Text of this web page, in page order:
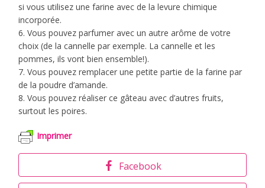
si vous utilisez une farine avec de la levure chimique
incorporée.
6. Vous pouvez parfumer avec un autre arôme de votre
choix (de la cannelle par exemple. La cannelle et les
pommes, ils vont bien ensemble!).
7. Vous pouvez remplacer une petite partie de la farine par
de la poudre d’amande.
8. Vous pouvez réaliser ce gâteau avec d’autres fruits,
surtout les poires.
Imprimer
Facebook